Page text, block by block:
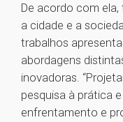
De acordo com
a cidade e a
trabalhos
abordagens
inovadoras.
pesquisa à prática
enfrentamento e